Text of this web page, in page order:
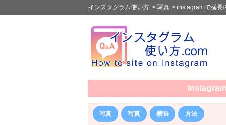
インスタグラム使い方 > 写真 > instagramで横長
写真 写真 横長 方法